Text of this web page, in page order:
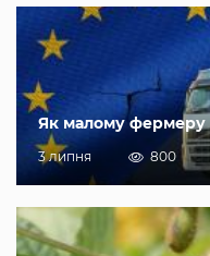
Як малому фермеру
3 липня 800